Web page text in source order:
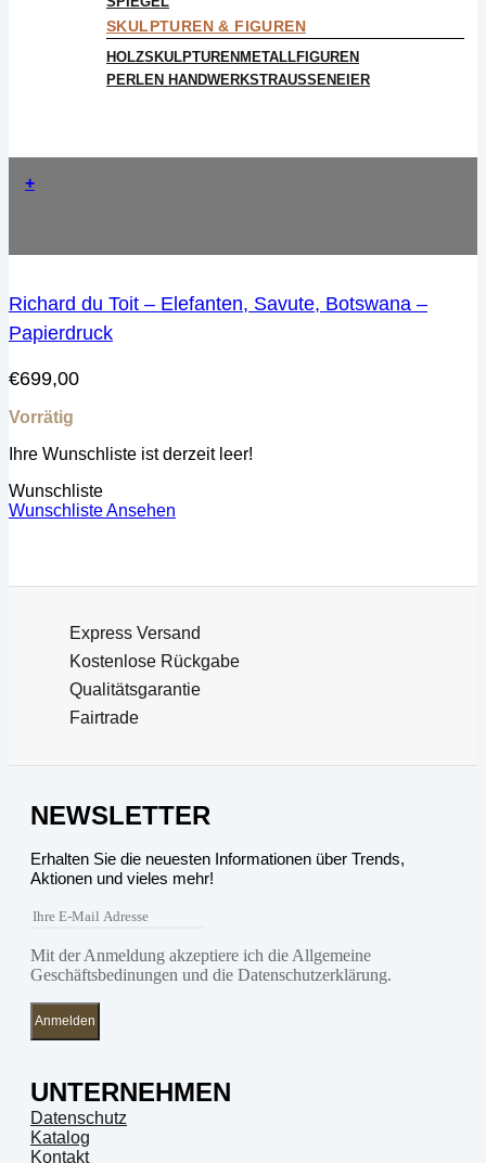
SKULPTUREN & FIGUREN
HOLZSKULPTURENMETALLFIGUREN
PERLEN HANDWERKSTRAUSSENEIER
+
Richard du Toit – Elefanten, Savute, Botswana –
Papierdruck
€699,00
Vorrätig
Ihre Wunschliste ist derzeit leer!
Wunschliste
Wunschliste Ansehen
Express Versand
Kostenlose Rückgabe
Qualitätsgarantie
Fairtrade
NEWSLETTER
Erhalten Sie die neuesten Informationen über Trends,
Aktionen und vieles mehr!
Mit der Anmeldung akzeptiere ich die Allgemeine
Geschäftsbedinungen und die Datenschutzerklärung.
Anmelden
UNTERNEHMEN
Datenschutz
Katalog
Kontakt